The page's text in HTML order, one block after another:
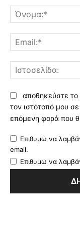
αποθηκεύστε το
τον ιστότοπό μου
επόμενη φορά που
Επιθυμώ να
email.
Επιθυμώ να